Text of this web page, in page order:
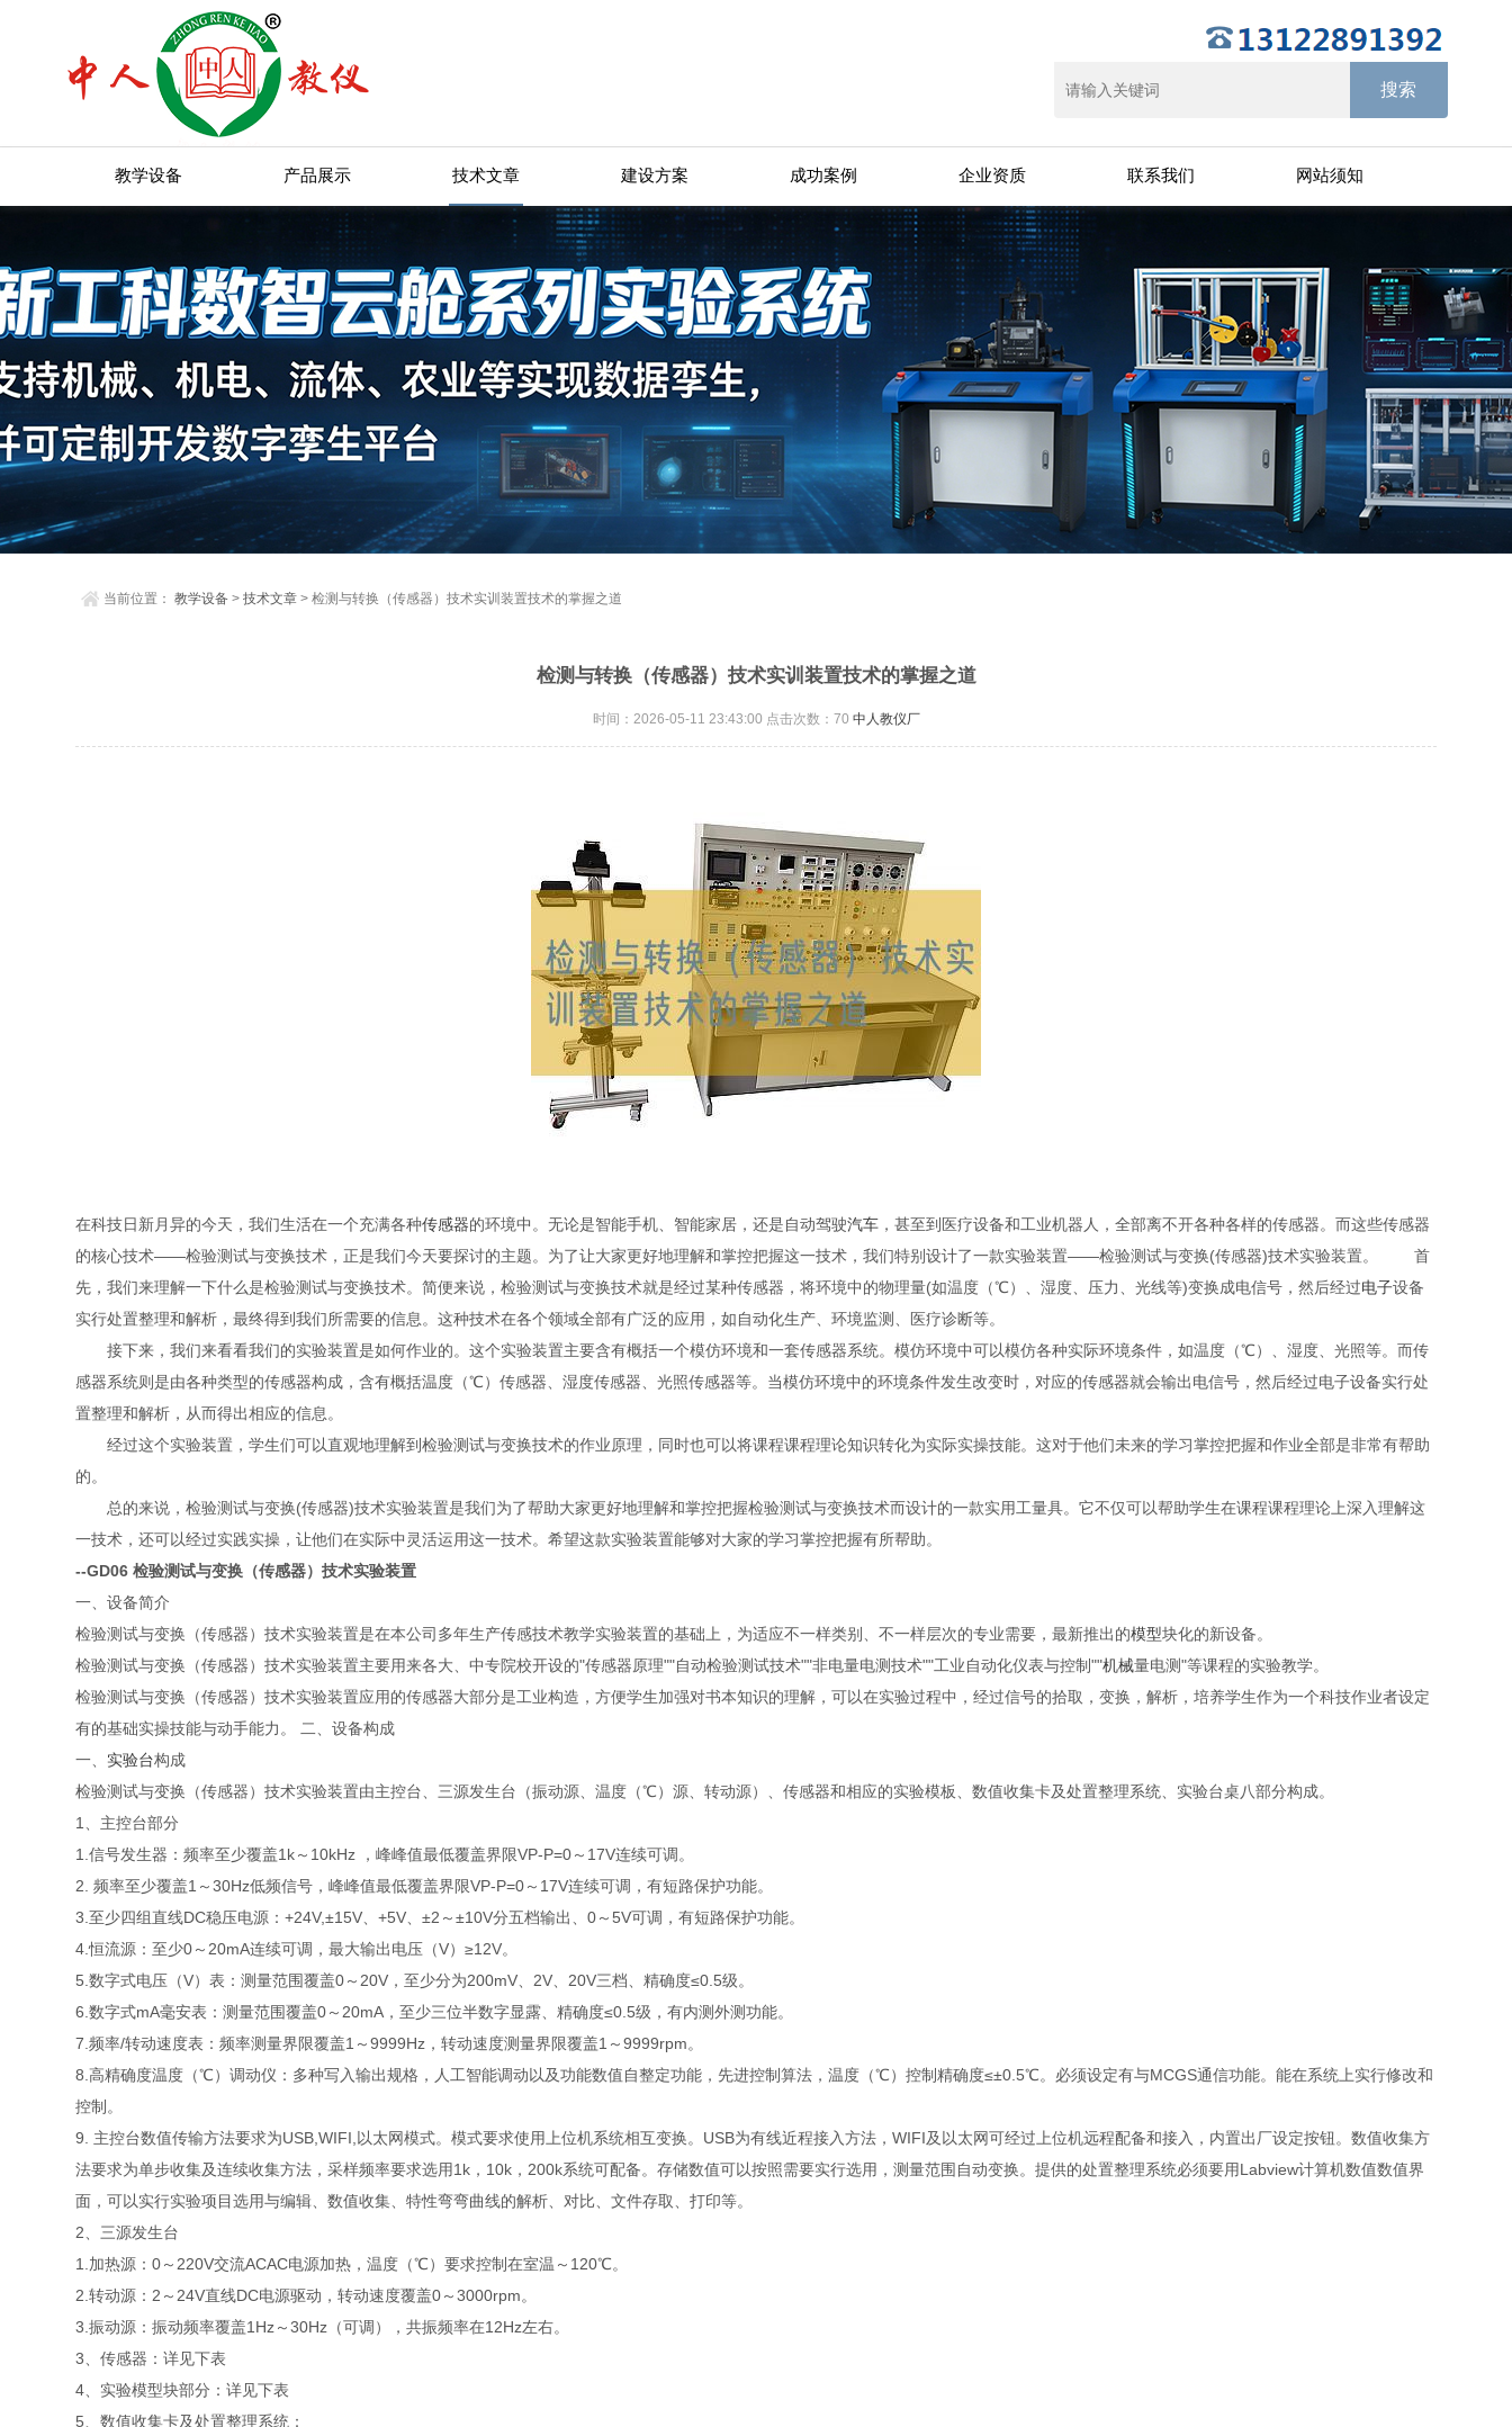
教学设备 产品展示 技术文章 建设方案 成功案例 企业资质 联系我们 网站须知
当前位置：教学设备 >技术文章 > 检测与转换（传感器）技术实训装置技术的掌握之道
检测与转换（传感器）技术实训装置技术的掌握之道
时间：2026-05-11 23:43:00 点击次数： 70 中人教仪厂
在科技日新月异的今天，我们生活在一个充满各种传感器的环境中。无论是智能手机、智能家居，还是自动驾驶汽车 ，甚至到医疗设备和工业机器人，全部离不开各种各样的传感器。而这些传感器
的核心技术——检验测试与变换技术，正是我们今天要探讨的主题。为了让大家更好地理解和掌控把握这一技术，我们特别设计了一款实验装置——检验测试与变换(传感器)技术实验装置。
首
先，我们来理解一下什么是检验测试与变换技术。简便来说，检验测试与变换技术就是经过某种传感器，将环境中的物理量(如温度（℃）、湿度、压力、光线等)变换成电信号，然后经过电子设备
实行处置整理和解析，最终得到我们所需要的信息。这种技术在各个领域全部有广泛的应用，如自动化生产、环境监测、医疗诊断等。
接下来，我们来看看我们的实验装置是如何作业的。这个实验装置主要含有概括一个模仿环境和一套传感器系统。模仿环境中可以模仿各种实际环境条件，如温度（℃）、湿度、光照等。而传
感器系统则是由各种类型的传感器构成，含有概括温度（℃）传感器、湿度传感器、光照传感器等。当模仿环境中的环境条件发生改变时，对应的传感器就会输出电信号，然后经过电子设备实行处
置整理和解析，从而得出相应的信息。
经过这个实验装置，学生们可以直观地理解到检验测试与变换技术的作业原理，同时也可以将课程课程理论知识转化为实际实操技能。这对于他们未来的学习掌控把握和作业全部是非常有帮助
的。
总的来说，检验测试与变换(传感器)技术实验装置是我们为了帮助大家更好地理解和掌控把握检验测试与变换技术而设计的一款实用工量具。它不仅可以帮助学生在课程课程理论上深入理解这
一技术，还可以经过实践实操，让他们在实际中灵活运用这一技术。希望这款实验装置能够对大家的学习掌控把握有所帮助。
--GD06 检验测试与变换（传感器）技术实验装置
一、设备简介
检验测试与变换（传感器）技术实验装置是在本公司多年生产传感技术教学实验装置的基础上，为适应不一样类别、不一样层次的专业需要，最新推出的模型块化的新设备。
检验测试与变换（传感器）技术实验装置主要用来各大、中专院校开设的"传感器原理""自动检验测试技术""非电量电测技术""工业自动化仪表与控制""机械量电测"等课程的实验教学。
检验测试与变换（传感器）技术实验装置应用的传感器大部分是工业构造，方便学生加强对书本知识的理解，可以在实验过程中，经过信号的拾取，变换，解析，培养学生作为一个科技作业者设定
有的基础实操技能与动手能力。
二、设备构成
一、 实验台构成
检验测试与变换（传感器）技术实验装置由主控台、三源发生台（振动源、温度（℃）源、转动源）、传感器和相应的实验模板、数值收集卡及处置整理系统、实验台桌八部分构成。
1、主控台部分
1.信号发生器：频率至少覆盖1k～10kHz ，峰峰值最低覆盖界限VP-P=0～17V连续可调。
2. 频率至少覆盖1～30Hz低频信号，峰峰值最低覆盖界限VP-P=0～17V连续可调，有短路保护功能。
3.至少四组直线DC稳压电源：+24V,±15V、+5V、±2～±10V分五档输出、0～5V可调，有短路保护功能。
4.恒流源：至少0～20mA连续可调，最大输出电压（V）≥12V。
5.数字式电压（V）表：测量范围覆盖0～20V，至少分为200mV、2V、20V三档、精确度≤0.5级。
6.数字式mA毫安表：测量范围覆盖0～20mA，至少三位半数字显露、精确度≤0.5级，有内测外测功能。
7.频率/转动速度表：频率测量界限覆盖1～9999Hz，转动速度测量界限覆盖1～9999rpm。
8.高精确度温度（℃）调动仪：多种写入输出规格，人工智能调动以及功能数值自整定功能，先进控制算法，温度（℃）控制精确度≤±0.5℃。必须设定有与MCGS通信功能。能在系统上实行修改和
控制。
9. 主控台数值传输方法要求为USB,WIFI,以太网模式。模式要求使用上位机系统相互变换。USB为有线近程接入方法，WIFI及以太网可经过上位机远程配备和接入，内置出厂设定按钮。数值收集方
法要求为单步收集及连续收集方法，采样频率要求选用1k，10k，200k系统可配备。存储数值可以按照需要实行选用，测量范围自动变换。提供的处置整理系统必须要用Labview计算机数值数值界
面，可以实行实验项目选用与编辑、数值收集、特性弯弯曲线的解析、对比、文件存取、打印等。
2、三源发生台
1.加热源：0～220V交流ACAC电源加热，温度（℃）要求控制在室温～120℃。
2.转动源：2～24V直线DC电源驱动，转动速度覆盖0～3000rpm。
3.振动源：振动频率覆盖1Hz～30Hz（可调），共振频率在12Hz左右。
3、传感器：详见下表
4、实验模型块部分：详见下表
5、数值收集卡及处置整理系统：